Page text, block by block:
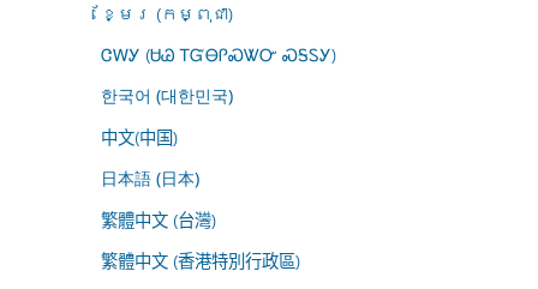
ខ្មែរ (កម្ពុជា)
ᏣᎳᎩ (ᏌᏊ ᎢᏳᎾᎵᏍᏔᏅ ᏍᎦᏚᎩ)
한국어 (대한민국)
中文(中国)
日本語 (日本)
繁體中文 (台灣)
繁體中文 (香港特別行政區)